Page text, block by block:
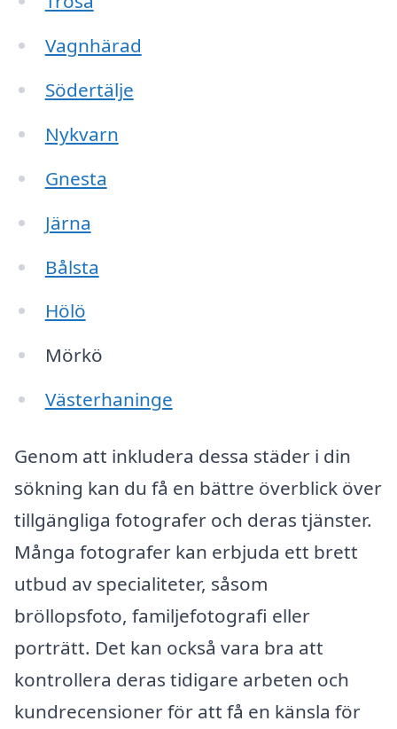
Vagnhärad
Södertälje
Nykvarn
Gnesta
Järna
Bålsta
Hölö
Mörkö
Västerhaninge
Genom att inkludera dessa städer i din
sökning kan du få en bättre överblick över
tillgängliga fotografer och deras tjänster.
Många fotografer kan erbjuda ett brett
utbud av specialiteter, såsom
bröllopsfoto, familjefotografi eller
porträtt. Det kan också vara bra att
kontrollera deras tidigare arbeten och
kundrecensioner för att få en känsla för